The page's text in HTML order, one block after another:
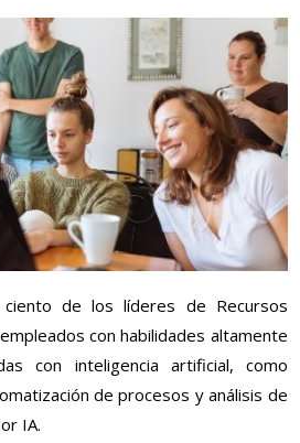
de los líderes de Recursos
con habilidades altamente
con inteligencia artificial, como
de procesos y análisis de
IA.